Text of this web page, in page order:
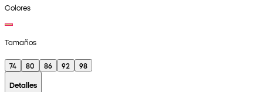
Colores
Tamaños
74 80 86 92
98
Detalles